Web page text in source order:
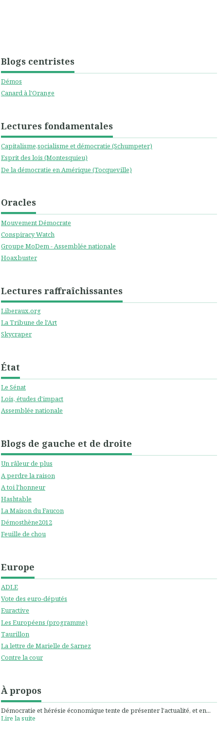
Blogs centristes
Démos
Canard à l'Orange
Lectures fondamentales
Capitalisme,socialisme et démocratie (Schumpeter)
Esprit des lois (Montesquieu)
De la démocratie en Amérique (Tocqueville)
Oracles
Mouvement Démocrate
Conspiracy Watch
Groupe MoDem - Assemblée nationale
Hoaxbuster
Lectures raffraîchissantes
Liberaux.org
La Tribune de l'Art
Skycraper
État
Le Sénat
Lois, études d'impact
Assemblée nationale
Blogs de gauche et de droite
Un râleur de plus
A perdre la raison
A toi l'honneur
Hashtable
La Maison du Faucon
Démosthène2012
Feuille de chou
Europe
ADLE
Vote des euro-députés
Euractive
Les Européens (programme)
Taurillon
La lettre de Marielle de Sarnez
Contre la cour
À propos
Démocratie et hérésie économique tente de présenter l'actualité, et en...
Lire la suite